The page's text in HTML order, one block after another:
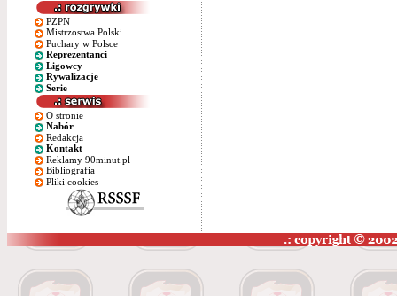
PZPN
Mistrzostwa Polski
Puchary w Polsce
Reprezentanci
Ligowcy
Rywalizacje
Serie
O stronie
Nabór
Redakcja
Kontakt
Reklamy 90minut.pl
Bibliografia
Pliki cookies